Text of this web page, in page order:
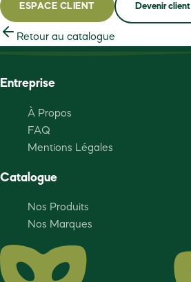
ESPACE CLIENT Devenir client
Retour au catalogue
Entreprise
À Propos
FAQ
Mentions Légales
Catalogue
Nos Produits
Nos Marques